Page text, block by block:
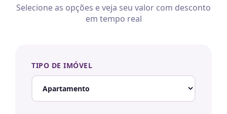
Selecione as opções e veja seu valor com desconto
em tempo real
TIPO DE IMÓVEL